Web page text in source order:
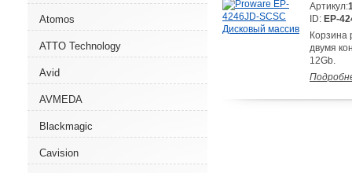
Atomos
ATTO Technology
Avid
AVMEDA
Blackmagic
Cavision
Артикул:
ID: EP-
Корзина
двумя
12Gb.